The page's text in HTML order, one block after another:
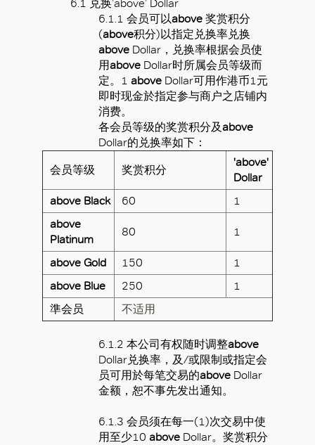
6.1 兑换’above’ Dollar
6.1.1 会员可以above 奖赏积分
(above积分)以指定兑换率兑换
above Dollar ，兑换率根据会员使
用above Dollar时所属会员等级而
定。
1 above Dollar可用作港币1元
即时现金於指定参与商户之店铺内
消费。
各会员等级的奖赏积分及above
Dollar的兑换率如下：
会员等级 奖赏积分
'above'
Dollar
above Black
60
1
above
Platinum
80 1
above Gold 150
1
above Blue
250
1
準会员
不适用
6.1.2 本公司有权随时调整above
Dollar兑换率，及/或限制或指定会
员可用於每笔交易的above Dollar
金额，恕不事先发出通知。
6.1.3 会员须在每一(1)次交易中使
用至少10 above Dollar。奖赏积分